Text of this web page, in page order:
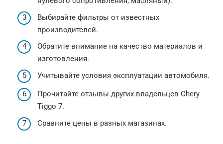
Выбирайте фильтры от известных
производителей.
Обратите внимание на качество материалов и
изготовления.
Учитывайте условия эксплуатации автомобиля.
Прочитайте отзывы других владельцев Chery
Tiggo 7.
Сравните цены в разных магазинах.